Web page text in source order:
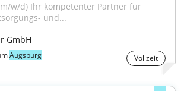
w/d) Ihr kompetenter Partner für
und...
GmbH
Augsburg Vollzeit